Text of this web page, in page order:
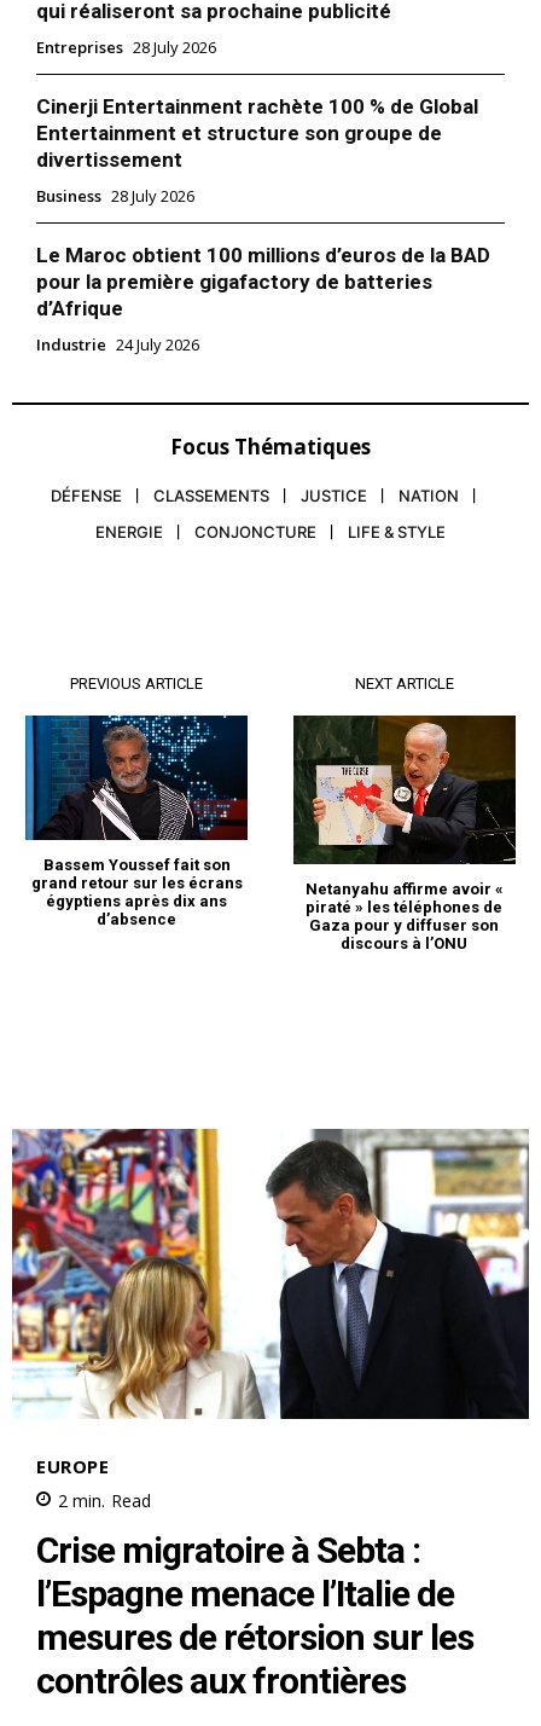
l'information
Insight Publications
Nous contacter
Formules d’abonnement
qui réaliseront sa prochaine publicité
Entreprises 28 July 2026
Cinerji Entertainment rachète 100 % de Global
Entertainment et structure son groupe de
divertissement
Business 28 July 2026
Le Maroc obtient 100 millions d’euros de la BAD
pour la première gigafactory de batteries
d’Afrique
Industrie 24 July 2026
Focus Thématiques
DÉFENSE CLASSEMENTS JUSTICE
NATION
ENERGIE
CONJONCTURE LIFE & STYLE
PREVIOUS ARTICLE
Bassem Youssef fait son
grand retour sur les écrans
égyptiens après dix ans
d’absence
NEXT ARTICLE
Netanyahu affirme avoir «
piraté » les téléphones de
Gaza pour y diffuser son
discours à l’ONU